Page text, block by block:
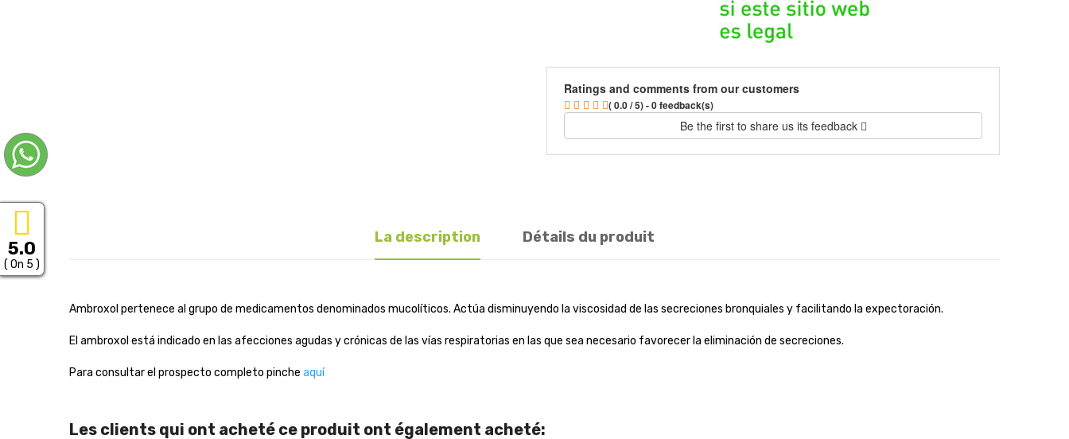
Ratings and comments from our customers
( 0.0 / 5) - 0 feedback(s)
Be the first to share us its feedback
La description Détails du produit
Ambroxol pertenece al grupo de medicamentos denominados mucolíticos. Actúa disminuyendo la viscosidad de las secreciones bronquiales y facilitando la expectoración.
El ambroxol está indicado en las afecciones agudas y crónicas de las vías respiratorias en las que sea necesario favorecer la eliminación de secreciones.
Para consultar el prospecto completo pinche aquí
Les clients qui ont acheté ce produit ont également acheté:
5.0
( On 5 )